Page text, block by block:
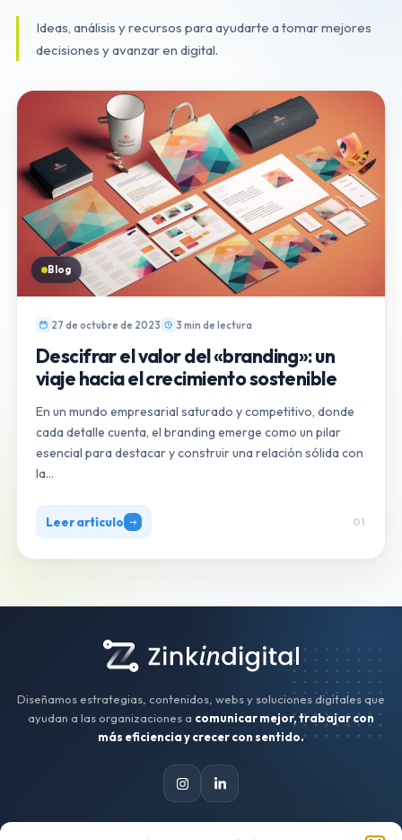
Ideas, análisis y recursos para ayudarte a tomar mejores
decisiones y avanzar en digital.
Blog
27 de octubre de 2023 3 min de lectura
Descifrar el valor del «branding»: un
viaje hacia el crecimiento sostenible
En un mundo empresarial saturado y competitivo, donde
cada detalle cuenta, el branding emerge como un pilar
esencial para destacar y construir una relación sólida con
la…
Leer artículo 01
Diseñamos estrategias, contenidos, webs y soluciones digitales que
ayudan a las organizaciones a comunicar mejor, trabajar con
más eficiencia y crecer con sentido.